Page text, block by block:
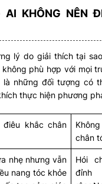
AI KHÔNG NÊN
lý do giải thích tại
phù hợp với mọi
là những đối tượng có
thực hiện phương
điêu khắc chân
chân
nhẹ nhưng vẫn
nang tóc khỏe
Hói